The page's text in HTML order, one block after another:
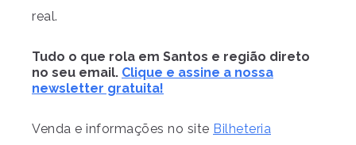
real.
Tudo o que rola em Santos e região direto
no seu email. Clique e assine a nossa
newsletter gratuita!
Venda e informações no site Bilheteria